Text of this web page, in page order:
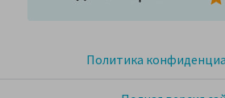
Политика